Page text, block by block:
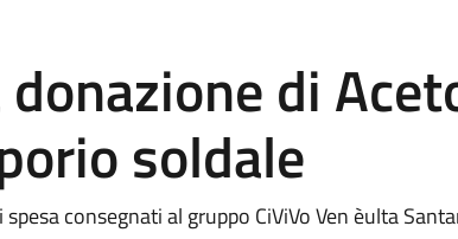
di
soldale
consegnati al gruppo CiViVo Ven èulta